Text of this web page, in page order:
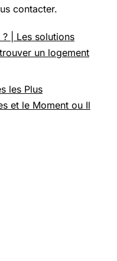
contacter.
? | Les solutions
un logement
les Plus
et le Moment ou Il